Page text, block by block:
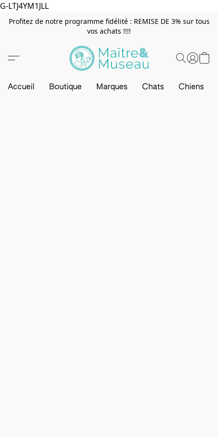
G-LTJ4YM1JLL
Profitez de notre programme fidélité : REMISE DE 3% sur tous
vos achats !!!!
Accueil Boutique Marques Chats Chiens